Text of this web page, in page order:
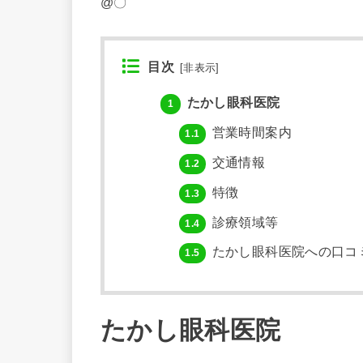
目次 [非表示]
1 たかし眼科医院
1.1 営業時間案内
1.2 交通情報
1.3 特徴
1.4 診療領域等
1.5 たかし眼科医院への口コ
たかし眼科医院